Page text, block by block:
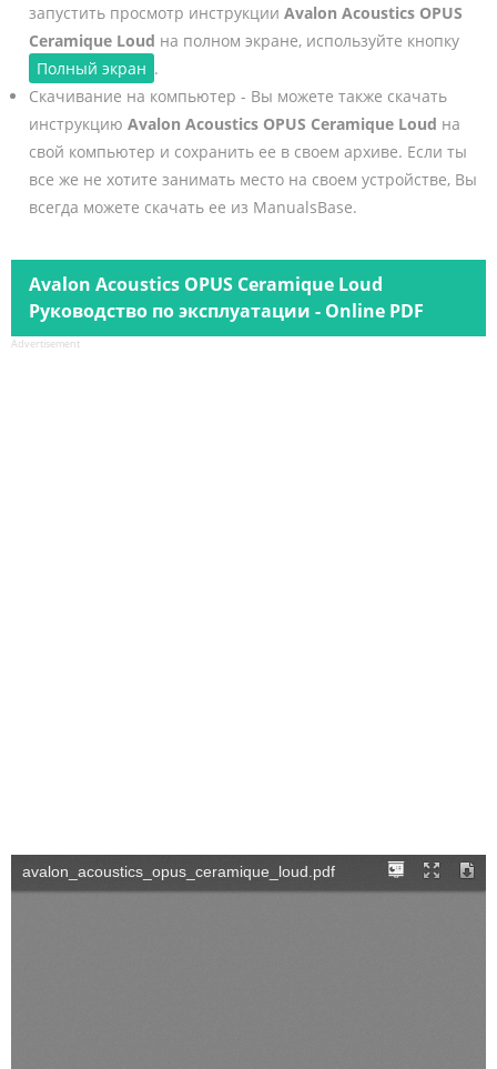
запустить просмотр инструкции Avalon Acoustics OPUS
Ceramique Loud на полном экране, используйте кнопку
Полный экран .
Скачивание на компьютер - Вы можете также скачать
инструкцию Avalon Acoustics OPUS Ceramique Loud на
свой компьютер и сохранить ее в своем архиве. Если ты
все же не хотите занимать место на своем устройстве, Вы
всегда можете скачать ее из ManualsBase.
Avalon Acoustics OPUS Ceramique Loud
Руководство по эксплуатации - Online PDF
Advertisement